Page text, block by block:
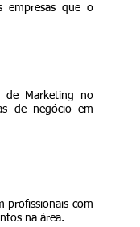
empresas que o
de Marketing no
de negócio em
profissionais com
na área.